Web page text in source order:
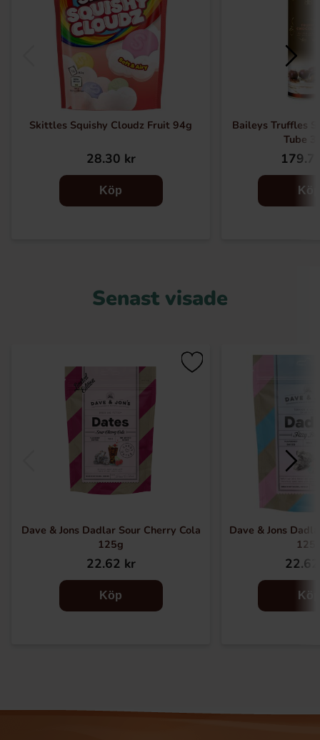
Skittles Squishy Cloudz Fruit 94g
28.30 kr
Köp
Baileys Truffles
Tube
Köp
Senast visade
Dave & Jons Dadlar Sour Cherry Cola
125g
22.62 kr
Köp
Dave & Jons
Köp